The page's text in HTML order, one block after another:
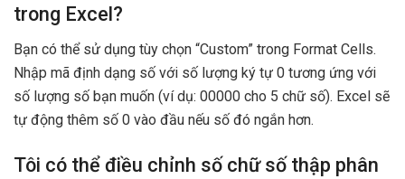
trong Excel?
Bạn có thể sử dụng tùy chọn “Custom” trong Format Cells.
Nhập mã định dạng số với số lượng ký tự 0 tương ứng với
số lượng số bạn muốn (ví dụ: 00000 cho 5 chữ số). Excel sẽ
tự động thêm số 0 vào đầu nếu số đó ngắn hơn.
Tôi có thể điều chỉnh số chữ số thập phân